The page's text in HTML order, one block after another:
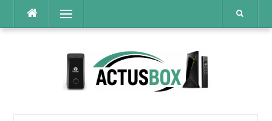
contenu
Menu